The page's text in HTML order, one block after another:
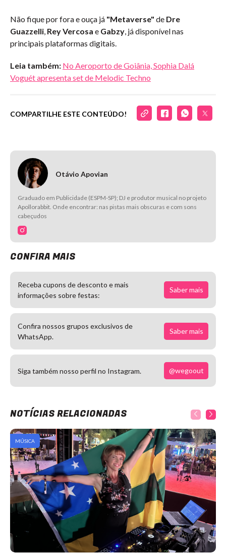
Não fique por fora e ouça já "Metaverse" de Dre
Guazzelli, Rey Vercosa e Gabzy, já disponível nas
principais plataformas digitais.
Leia também: No Aeroporto de Goiânia, Sophia Dalá
Voguét apresenta set de Melodic Techno
COMPARTILHE ESTE CONTEÚDO!
Otávio Apovian
Graduado em Publicidade (ESPM-SP); DJ e produtor musical no projeto
Apollorabbit. Onde encontrar: nas pistas mais obscuras e com sons
cabeçudos
CONFIRA MAIS
Receba cupons de desconto e mais
informações sobre festas:
Saber mais
Confira nossos grupos exclusivos de
WhatsApp.
Saber mais
Siga também nosso perfil no Instagram. @wegoout
NOTÍCIAS RELACIONADAS
MÚSICA